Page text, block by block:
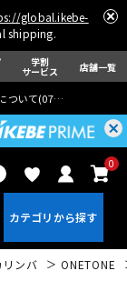
global.ikebe-
shipping.
学割
サービス 店舗一覧
ついて(07月29日
0
リンバ ONETONE